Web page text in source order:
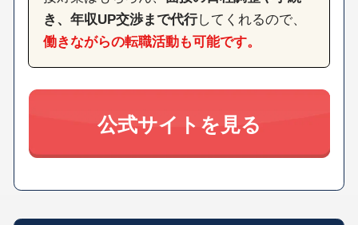
き、年収UP交渉まで代⾏してくれるので、
働きながらの転職活動も可能です。
公式サイトを見る